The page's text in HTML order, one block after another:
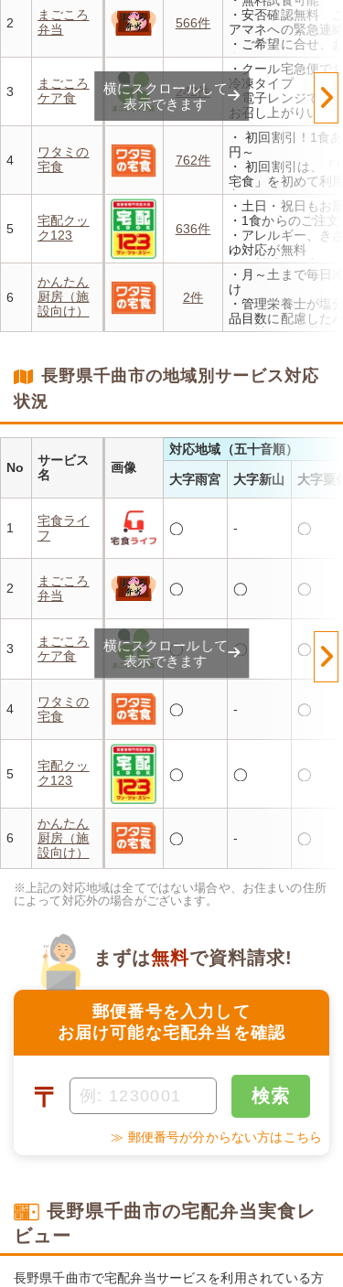
・1回だけ、1食だ
もOK
2
まごころ
弁当
566件
・安否確認無料 ご
アマネへの緊急連絡
・ご希望に合せ、
食、アレルギーに無
・1回だけ、1食だ
もOK
3
まごころ
ケア食
242件
・クール宅急便で
冷凍タイプ
・電子レンジで温
お召し上がりいただ
・メニューの組み
理栄養士にお任せ
・定期は通常価格
んと20％OFF！
4
ワタミの
宅食
762件
・ 初回割引！1食
円～
・ 初回割引は、「
宅食」を初めて利用
方、または6か月以
お休みされている
なります。※「好
ず」「好い日の御
外
・香り、風味、食
るよう冷蔵でお届け
・日替わりの献立
らご利用可能
5
宅配クッ
ク123
636件
・土日・祝日もお届
・1食からのご注文
・アレルギー、き
ゆ対応が無料
・無料試食・安否
対応あり
6
かんたん
厨房（施
設向け）
2件
・月～土まで毎日
け
・管理栄養士が塩
品目数に配慮した
・自社工場で厳格
減を実現！温める
横にスクロールして
表示できます
長野県千曲市の地域別サービス対応
状況
No
サービス
名
画像
対応地域（五十音順）
大字雨宮 大字新山 大字粟佐
1
宅食ライ
フ
◯ - ◯
2
まごころ
弁当
◯ ◯ ◯
3
まごころ
ケア食
◯ ◯ ◯
4
ワタミの
宅食
◯ - ◯
5
宅配クッ
ク123
◯ ◯ ◯
6
かんたん
厨房（施
設向け）
◯ - ◯
横にスクロールして
表示できます
※上記の対応地域は全てではない場合や、お住まいの住所
によって対応外の場合がございます。
郵便番号を入力して
お届け可能な宅配弁当を確認
まずは無料で資料請求!
〒 検索
≫ 郵便番号が分からない方はこちら
長野県千曲市の宅配弁当実食レ
ビュー
長野県千曲市で宅配弁当サービスを利用されている方